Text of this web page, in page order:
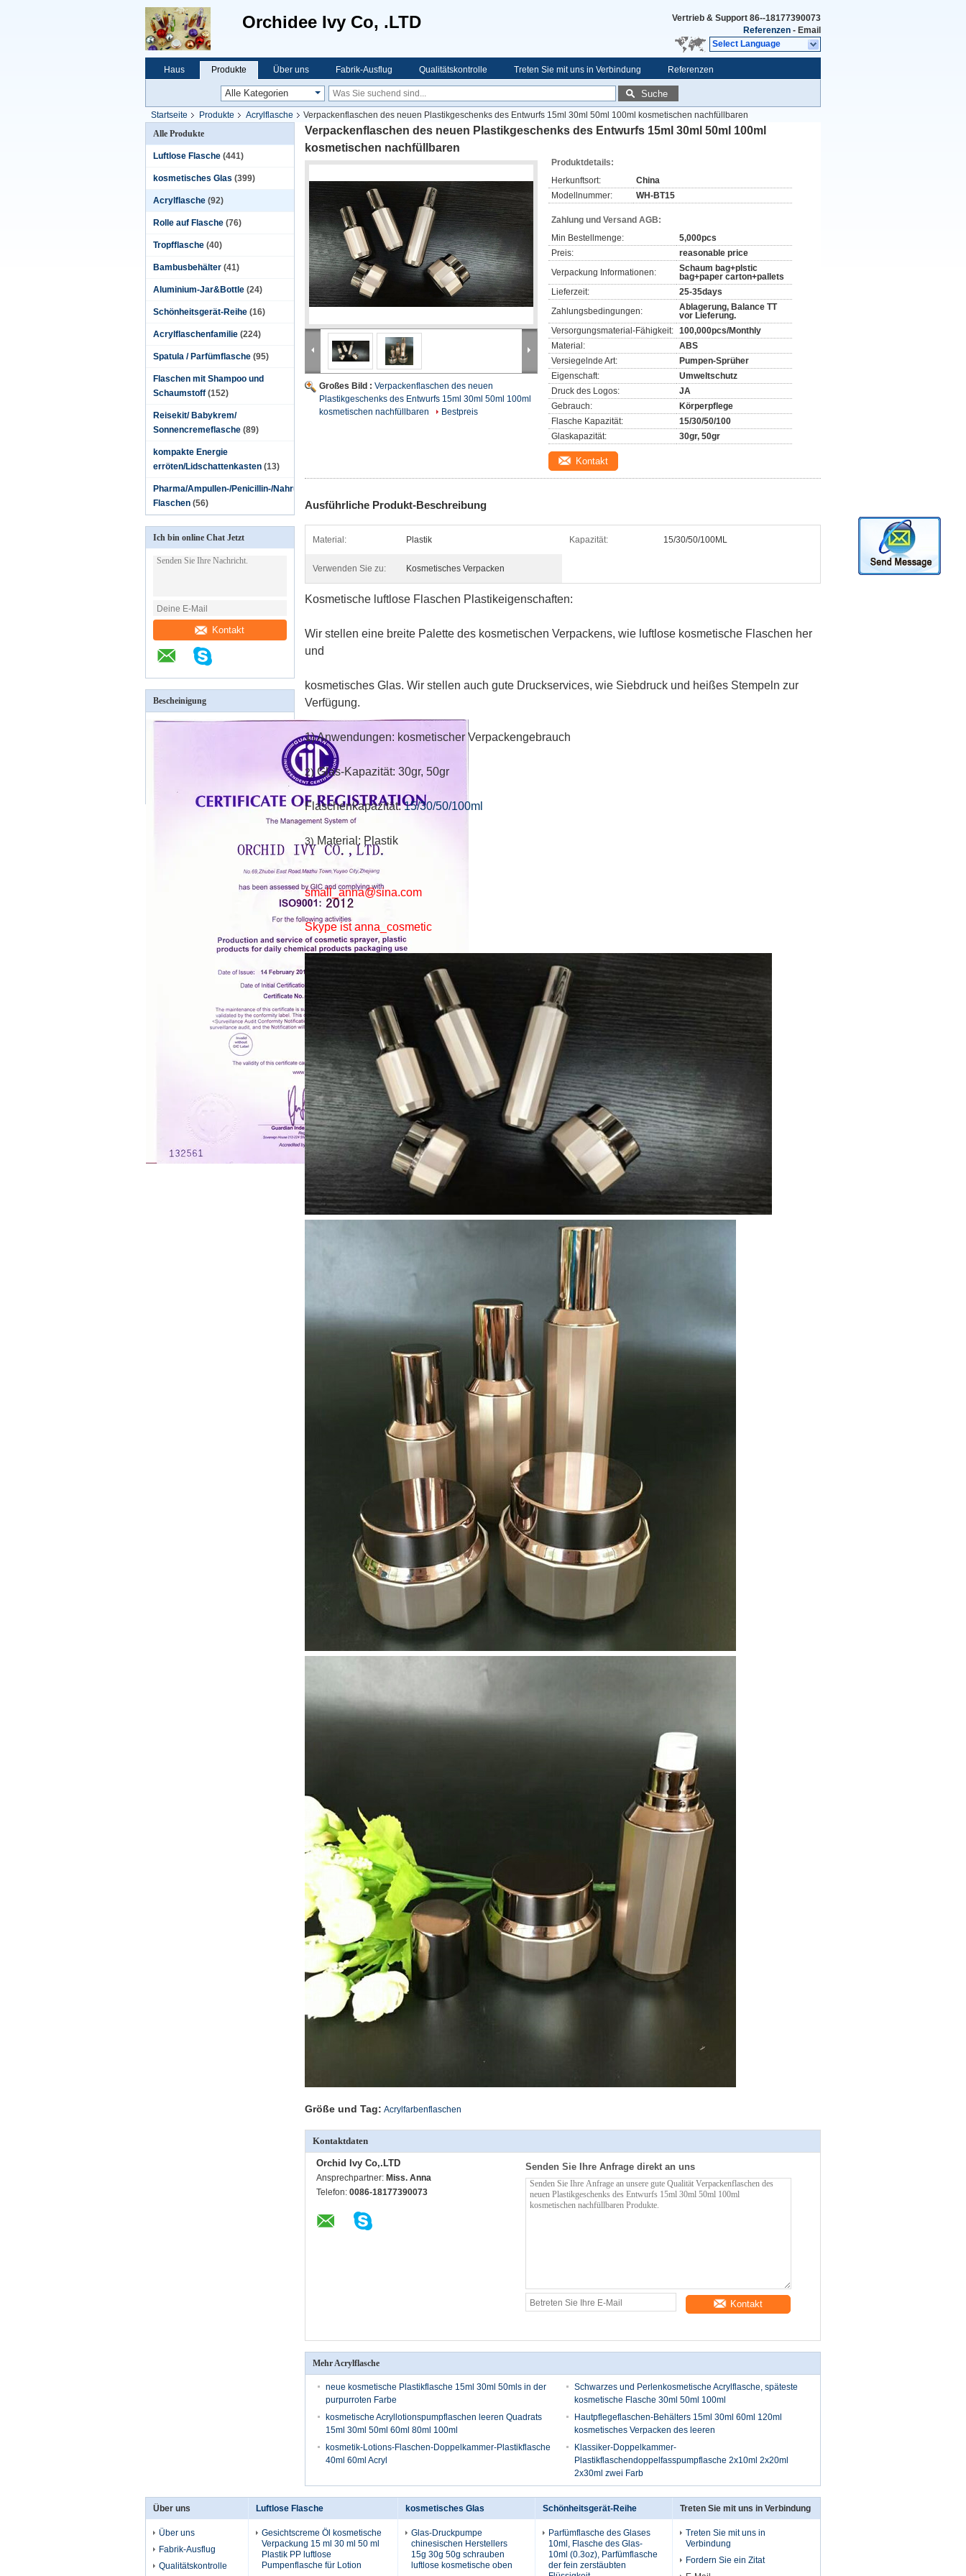
Orchidee Ivy Co, .LTD Vertrieb & Support 86--18177390073
Referenzen - Email
Select Language
Haus Produkte Über uns Fabrik-Ausflug Qualitätskontrolle Treten Sie mit uns in Verbindung Referenzen
Suche
Startseite Produkte Acrylflasche
Verpackenflaschen des neuen Plastikgeschenks des Entwurfs 15ml 30ml 50ml 100ml kosmetischen nachfüllbaren
Alle Produkte
Luftlose Flasche (441)
kosmetisches Glas (399)
Acrylflasche (92)
Rolle auf Flasche (76)
Tropfflasche (40)
Bambusbehälter (41)
Aluminium-Jar&Bottle (24)
Schönheitsgerät-Reihe (16)
Acrylflaschenfamilie (224)
Spatula / Parfümflasche (95)
Flaschen mit Shampoo und
Schaumstoff (152)
Reisekit/ Babykrem/
Sonnencremeflasche (89)
kompakte Energie
erröten/Lidschattenkasten (13)
Pharma/Ampullen-/Penicillin-/Nahrungsmittel-/Pill-
Flaschen (56)
Ich bin online Chat Jetzt
Kontakt
Bescheinigung
Verpackenflaschen des neuen Plastikgeschenks des Entwurfs 15ml 30ml 50ml 100ml
kosmetischen nachfüllbaren
Großes Bild : Verpackenflaschen des neuen
Plastikgeschenks des Entwurfs 15ml 30ml 50ml 100ml
kosmetischen nachfüllbaren
Bestpreis
Produktdetails:
Herkunftsort:
China
Modellnummer:
WH-BT15
Zahlung und Versand AGB:
Min Bestellmenge:
5,000pcs
Preis:
reasonable price
Verpackung Informationen:
Schaum bag+plstic
bag+paper carton+pallets
Lieferzeit:
25-35days
Zahlungsbedingungen:
Ablagerung, Balance TT
vor Lieferung.
Versorgungsmaterial-Fähigkeit: 100,000pcs/Monthly
Material:
ABS
Versiegelnde Art:
Pumpen-Sprüher
Eigenschaft:
Umweltschutz
Druck des Logos:
JA
Gebrauch:
Körperpflege
Flasche Kapazität:
15/30/50/100
Glaskapazität:
30gr, 50gr
Kontakt
Ausführliche Produkt-Beschreibung
Material: Plastik Kapazität: 15/30/50/100ML
Verwenden Sie zu: Kosmetisches Verpacken
Kosmetische luftlose Flaschen Plastikeigenschaften:
Wir stellen eine breite Palette des kosmetischen Verpackens, wie luftlose kosmetische Flaschen her
und
kosmetisches Glas. Wir stellen auch gute Druckservices, wie Siebdruck und heißes Stempeln zur
Verfügung.
1) Anwendungen: kosmetischer Verpackengebrauch
2)Glas-Kapazität: 30gr, 50gr
Flaschenkapazität:15/30/50/100ml
3) Material: Plastik
small_anna@sina.com
Skype ist anna_cosmetic
Größe und Tag: Acrylfarbenflaschen
Kontaktdaten
Orchid Ivy Co,.LTD
Ansprechpartner: Miss. Anna
Telefon: 0086-18177390073
Senden Sie Ihre Anfrage direkt an uns
Kontakt
Mehr Acrylflasche
neue kosmetische Plastikflasche 15ml 30ml 50mls in der
purpurroten Farbe
Schwarzes und Perlenkosmetische Acrylflasche, späteste
kosmetische Flasche 30ml 50ml 100ml
kosmetische Acryllotionspumpflaschen leeren Quadrats
15ml 30ml 50ml 60ml 80ml 100ml
Hautpflegeflaschen-Behälters 15ml 30ml 60ml 120ml
kosmetisches Verpacken des leeren
kosmetik-Lotions-Flaschen-Doppelkammer-Plastikflasche
40ml 60ml Acryl
Klassiker-Doppelkammer-
Plastikflaschendoppelfasspumpflasche 2x10ml 2x20ml
2x30ml zwei Farb
Über uns
Über uns
Fabrik-Ausflug
Qualitätskontrolle
Luftlose Flasche
Gesichtscreme Öl kosmetische
Verpackung 15 ml 30 ml 50 ml
Plastik PP luftlose
Pumpenflasche für Lotion
kosmetisches Glas
Glas-Druckpumpe
chinesischen Herstellers
15g 30g 50g schrauben
luftlose kosmetische oben
Schönheitsgerät-Reihe
Parfümflasche des Glases
10ml, Flasche des Glas-
10ml (0.3oz), Parfümflasche
der fein zerstäubten
Treten Sie mit uns in Verbindung
Treten Sie mit uns in
Verbindung
Fordern Sie ein Zitat